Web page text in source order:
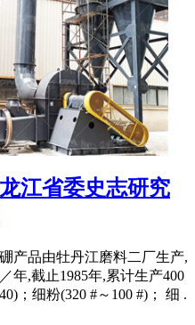
江省委史志研究
产品由牡丹江磨料二厂生产,
年,截止1985年,累计生产400
；细粉(320 #～100 #)； 细 .